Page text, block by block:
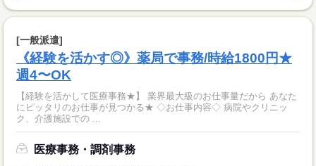
[一般派遣]
《経験を活かす◎》薬局で事務/時給1800円★
週4〜OK
【経験を活かして医療事務★】 業界最大級のお仕事量だから あなた
にピッタリのお仕事が見つかる★ ◇お仕事内容◇ 病院やクリニッ
ク、介護施設での ...
医療事務・調剤事務